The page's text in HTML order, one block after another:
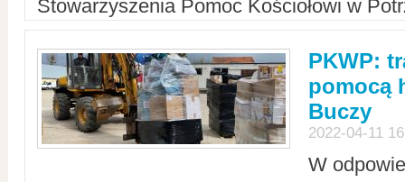
Stowarzyszenia Pomoc Kościołowi w
PKWP:
pomocą
Buczy
2022-04-11
W